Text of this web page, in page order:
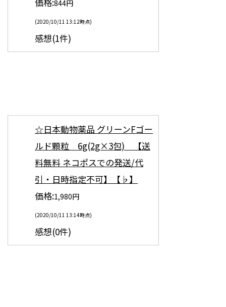
844円
(2020/10/11 13:12時点)
感想(1件)
☆日本動物薬品 グリーンFゴー
ルド顆粒 6g(2g×3包) 【送
料無料 ネコポスでの発送/代
引・日時指定不可】【♭】
価格:1,980円
(2020/10/11 13:14時点)
感想(0件)